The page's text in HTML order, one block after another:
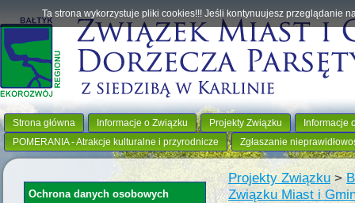
Strona główna Informacje o Związku Projekty Związku
Informacje
POMERANIA - Atrakcje kulturalne i przyrodnicze
Zgłaszanie
Projekty Związku >
Związku Miast i
Ochrona danych osobowych
Ta strona wykorzystuje pliki cookies!!! Jeśli kontynuujesz przeglądanie